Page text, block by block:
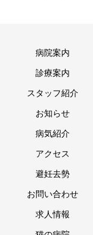
病院案内
診療案内
スタッフ紹介
お知らせ
病気紹介
アクセス
避妊去勢
お問い合わせ
求人情報